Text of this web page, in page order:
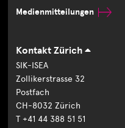
Medienmitteilungen
Kontakt Zürich
SIK-ISEA
Zollikerstrasse 32
Postfach
CH-8032 Zürich
T +41 44 388 51 51